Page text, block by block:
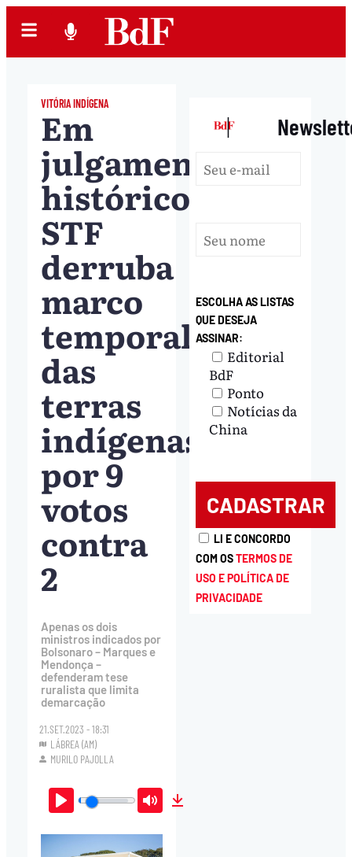
VITÓRIA INDÍGENA
Em
julgamento
histórico,
STF
derruba
marco
temporal
das
terras
indígenas
por 9
votos
contra
2
Apenas os dois
ministros indicados por
Bolsonaro – Marques e
Mendonça –
defenderam tese
ruralista que limita
demarcação
21.SET.2023 - 18:31
LÁBREA (AM)
MURILO PAJOLLA
Play Mute
|
ESCOLHA AS LISTAS
QUE DESEJA
ASSINAR:
Editorial
BdF
Ponto
Notícias da
China
LI E CONCORDO
COM OSTERMOS DE
USO E POLÍTICA DE
PRIVACIDADE